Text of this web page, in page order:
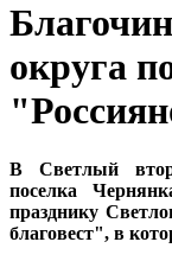
округа
В Светлый
поселка
празднику
благовест", в